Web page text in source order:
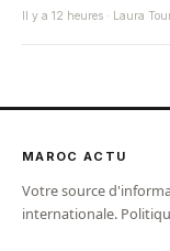
Il y a 12 heures · Laura
MAROC ACTU
Votre source
internationale.